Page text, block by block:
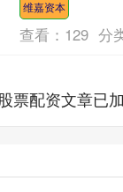
个....
维嘉资本
查看： 129 分
票配资文章已